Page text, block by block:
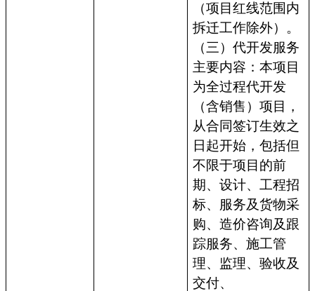
（项目红线范围内
拆迁工作除外）。
（三）代开发服务
主要内容：本项目
为全过程代开发
（含销售）项目，
从合同签订生效之
日起开始，包括但
不限于项目的前
期、设计、工程招
标、服务及货物采
购、造价咨询及跟
踪服务、施工管
理、监理、验收及
交付、